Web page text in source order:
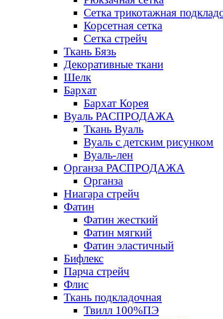
Сетка трикотажная
Корсетная сетка
Сетка стрейч
Ткань Бязь
Декоративные ткани
Шелк
Бархат
Бархат Корея
Вуаль РАСПРОДАЖА
Ткань Вуаль
Вуаль с детским рисунком
Вуаль-лен
Органза РАСПРОДАЖА
Органза
Ниагара стрейч
Фатин
Фатин жесткий
Фатин мягкий
Фатин элаcтичный
Бифлекс
Парча стрейч
Флис
Ткань подкладочная
Твилл 100%ПЭ